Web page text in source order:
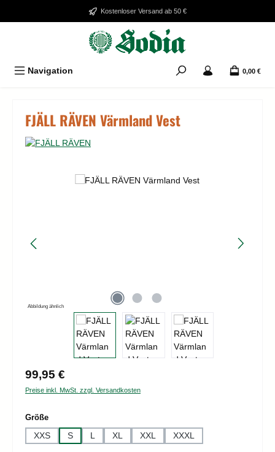
Zum Hauptinhalt springenKostenloser Versand ab 50 €
Navigation 0,00 €
FJÄLL RÄVEN Värmland Vest
Bildergalerie überspringen
Abbildung ähnlich
Regulärer Preis:
99,95 €
Preise inkl. MwSt. zzgl. Versandkosten
Größeauswählen
XXS S L XL XXL XXXL